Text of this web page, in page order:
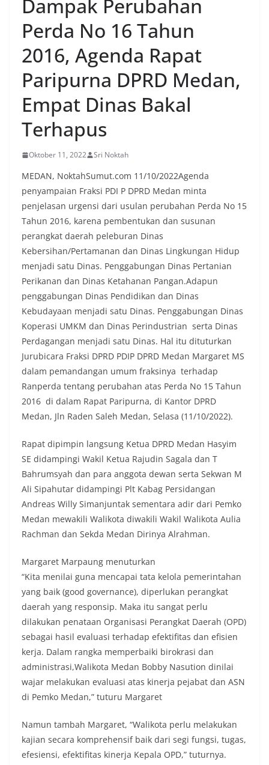
sekaligus menyampaikan pesan-pesan
kamtibmas. Kehadiran petugas disambut baik
oleh warga, yang sebagian besar tengah bersiap
dengan berbagai persiapan di lingkungan
masing-masing.‎Dalam dialog yang berlangsung
akrab, Bhabinkamtibmas menyapa warga,
menanyakan kondisi keamanan dan kenyamanan
lingkungan tempat tinggal, serta membuka ruang
komunikasi dua arah agar warga dapat
menyampaikan keluhan maupun informasi terkait
situasi kamtibmas di sekitar mereka.‎‎‎Salah satu
poin utama yang disampaikan dalam kegiatan
memasang bendera Merah Putih secara penuh,
bukan setengah tiang, sebagai bentuk
penghormatan dan rasa cinta tanah air
menjelang perayaan HUT Kemerdekaan RI.
Petugas mengingatkan bahwa pemasangan
bendera dengan benar merupakan salah satu
wujud nyata partisipasi masyarakat dalam
memperingati hari bersejarah bangsa
Indonesia.‎‎”Kami mengimbau kepada seluruh
warga agar mulai mempersiapkan dan memasang
bendera Merah Putih di depan rumah masing-
masing secara penuh. Ini adalah bentuk
penghormatan kita bersama terhadap
perjuangan para pahlawan yang telah merebut
kemerdekaan,” ujar Aiptu Muliyadi Suraukur saat
berdialog dengan warga.‎‎Ia juga menambahkan
agar warga memperhatikan kondisi bendera yang
akan dikibarkan, memastikan bendera dalam
keadaan bersih, tidak sobek, dan layak untuk
dikibarkan sebagai simbol kehormatan
negara.‎‎‎Selain menyampaikan imbauan terkait
dimanfaatkan sebagai sarana deteksi dini (early
warning) guna mengantisipasi potensi gangguan
keamanan dan ketertiban masyarakat
(Kamtibmas) di lingkungan tempat tinggal warga.
Melalui interaksi langsung tersebut,
Bhabinkamtibmas dapat menghimpun informasi
awal terkait situasi sosial, potensi kerawanan,
maupun hal-hal yang dapat mengganggu
kondusivitas wilayah, khususnya menjelang
diwarnai dengan berbagai kegiatan dan
keramaian warga.‎‎Dengan adanya deteksi dini ini,
diharapkan potensi gangguan keamanan dapat
diantisipasi sejak awal sehingga situasi di
Kelurahan Sunggal tetap terjaga aman, tertib,
dan kondusif hingga puncak perayaan HUT
Kemerdekaan RI berlangsung.‎‎Wujud Kedekatan
Polri dengan Masyarakat‎Kegiatan sambang Door
to Door System ini merupakan salah satu bentuk
implementasi program Polri Presisi yang
mengedepankan kehadiran dan kedekatan
personel Kepolisian dengan masyarakat. Melalui
kegiatan semacam ini, Bhabinkamtibmas tidak
dan imbauan, tetapi juga sebagai mitra
masyarakat dalam menjaga keamanan lingkungan
secara bersama-sama.‎‎Kehadiran
Dampak Perubahan
Perda No 16 Tahun
2016, Agenda Rapat
Paripurna DPRD Medan,
Empat Dinas Bakal
Terhapus
Oktober 11, 2022 Sri Noktah
MEDAN, NoktahSumut.com 11/10/2022Agenda
penyampaian Fraksi PDI P DPRD Medan minta
penjelasan urgensi dari usulan perubahan Perda No 15
Tahun 2016, karena pembentukan dan susunan
perangkat daerah peleburan Dinas
Kebersihan/Pertamanan dan Dinas Lingkungan Hidup
menjadi satu Dinas. Penggabungan Dinas Pertanian
Perikanan dan Dinas Ketahanan Pangan.Adapun
penggabungan Dinas Pendidikan dan Dinas
Kebudayaan menjadi satu Dinas. Penggabungan Dinas
Koperasi UMKM dan Dinas Perindustrian serta Dinas
Perdagangan menjadi satu Dinas. Hal itu dituturkan
Jurubicara Fraksi DPRD PDIP DPRD Medan Margaret MS
dalam pemandangan umum fraksinya terhadap
Ranperda tentang perubahan atas Perda No 15 Tahun
2016 di dalam Rapat Paripurna, di Kantor DPRD
Medan, Jln Raden Saleh Medan, Selasa (11/10/2022).
Rapat dipimpin langsung Ketua DPRD Medan Hasyim
SE didampingi Wakil Ketua Rajudin Sagala dan T
Bahrumsyah dan para anggota dewan serta Sekwan M
Ali Sipahutar didampingi Plt Kabag Persidangan
Andreas Willy Simanjuntak sementara adir dari Pemko
Medan mewakili Walikota diwakili Wakil Walikota Aulia
Rachman dan Sekda Medan Dirinya Alrahman.
Margaret Marpaung menuturkan
“Kita menilai guna mencapai tata kelola pemerintahan
yang baik (good governance), diperlukan perangkat
daerah yang responsip. Maka itu sangat perlu
dilakukan penataan Organisasi Perangkat Daerah (OPD)
sebagai hasil evaluasi terhadap efektifitas dan efisien
kerja. Dalam rangka memperbaiki birokrasi dan
administrasi,Walikota Medan Bobby Nasution dinilai
wajar melakukan evaluasi atas kinerja pejabat dan ASN
di Pemko Medan,” tuturu Margaret
Namun tambah Margaret, “Walikota perlu melakukan
kajian secara komprehensif baik dari segi fungsi, tugas,
efesiensi, efektifitas kinerja Kepala OPD,” tuturnya.